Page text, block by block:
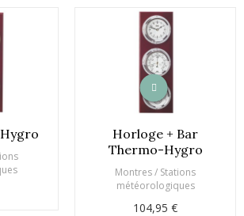
Horloge + Bar
Thermo-Hygro
Montres / Stations
météorologiques
104,95 €